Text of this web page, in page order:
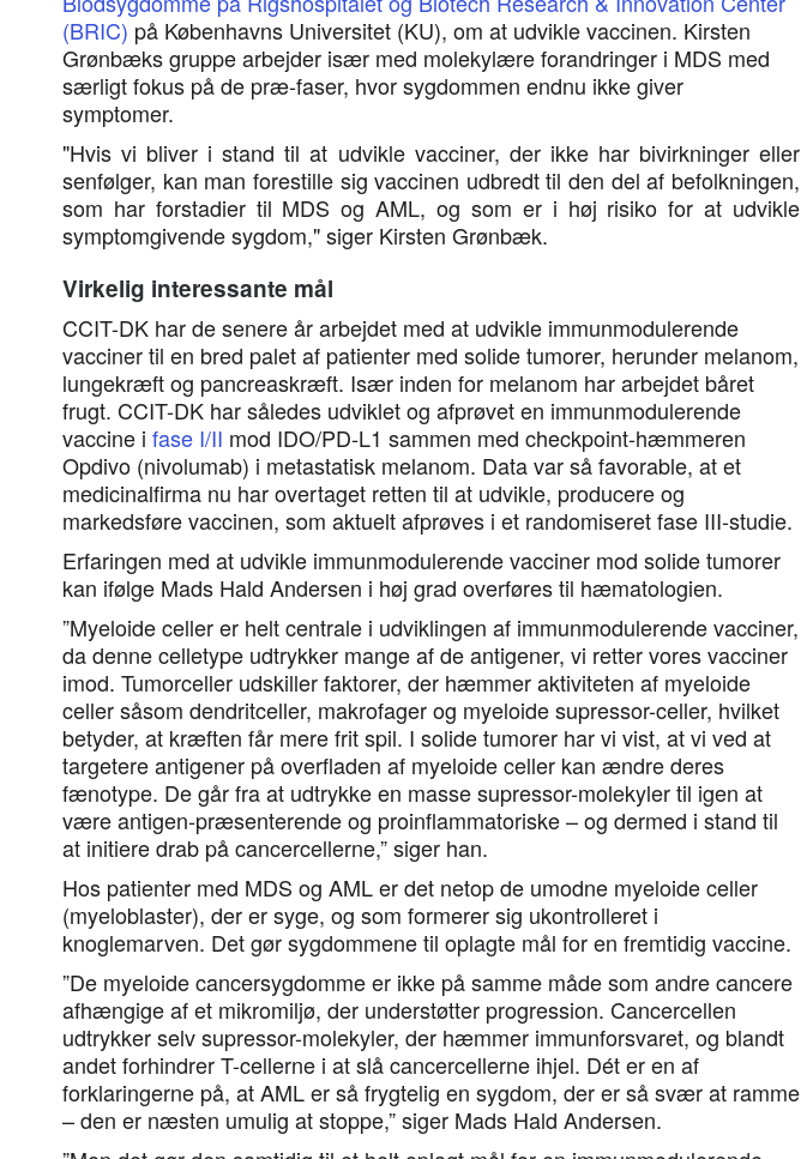
(BRIC) på Københavns Universitet (KU), om at udvikle vaccinen. Kirsten
Grønbæks gruppe arbejder især med molekylære forandringer i MDS med
særligt fokus på de præ-faser, hvor sygdommen endnu ikke giver
symptomer.
"Hvis vi bliver i stand til at udvikle vacciner, der ikke har bivirkninger eller
senfølger, kan man forestille sig vaccinen udbredt til den del af befolkningen,
som har forstadier til MDS og AML, og som er i høj risiko for at udvikle
symptomgivende sygdom," siger Kirsten Grønbæk.
Virkelig interessante mål
CCIT-DK har de senere år arbejdet med at udvikle immunmodulerende
vacciner til en bred palet af patienter med solide tumorer, herunder melanom,
lungekræft og pancreaskræft. Især inden for melanom har arbejdet båret
frugt. CCIT-DK har således udviklet og afprøvet en immunmodulerende
vaccine i fase I/II mod IDO/PD-L1 sammen med checkpoint-hæmmeren
Opdivo (nivolumab) i metastatisk melanom. Data var så favorable, at et
medicinalfirma nu har overtaget retten til at udvikle, producere og
markedsføre vaccinen, som aktuelt afprøves i et randomiseret fase III-studie.
Erfaringen med at udvikle immunmodulerende vacciner mod solide tumorer
kan ifølge Mads Hald Andersen i høj grad overføres til hæmatologien.
”Myeloide celler er helt centrale i udviklingen af immunmodulerende vacciner,
da denne celletype udtrykker mange af de antigener, vi retter vores vacciner
imod. Tumorceller udskiller faktorer, der hæmmer aktiviteten af myeloide
celler såsom dendritceller, makrofager og myeloide supressor-celler, hvilket
betyder, at kræften får mere frit spil. I solide tumorer har vi vist, at vi ved at
targetere antigener på overfladen af myeloide celler kan ændre deres
fænotype. De går fra at udtrykke en masse supressor-molekyler til igen at
være antigen-præsenterende og proinflammatoriske – og dermed i stand til
at initiere drab på cancercellerne,” siger han.
Hos patienter med MDS og AML er det netop de umodne myeloide celler
(myeloblaster), der er syge, og som formerer sig ukontrolleret i
knoglemarven. Det gør sygdommene til oplagte mål for en fremtidig vaccine.
”De myeloide cancersygdomme er ikke på samme måde som andre cancere
afhængige af et mikromiljø, der understøtter progression. Cancercellen
udtrykker selv supressor-molekyler, der hæmmer immunforsvaret, og blandt
andet forhindrer T-cellerne i at slå cancercellerne ihjel. Dét er en af
forklaringerne på, at AML er så frygtelig en sygdom, der er så svær at ramme
– den er næsten umulig at stoppe,” siger Mads Hald Andersen.